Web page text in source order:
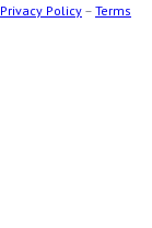
Privacy Policy – Terms